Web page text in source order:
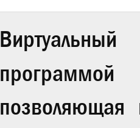
Виртуальный